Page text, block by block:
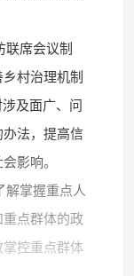
联席会议制
村治理机制
及面广、问
法，提高信
影响。
解掌握重点人
点群体的政
控重点群体